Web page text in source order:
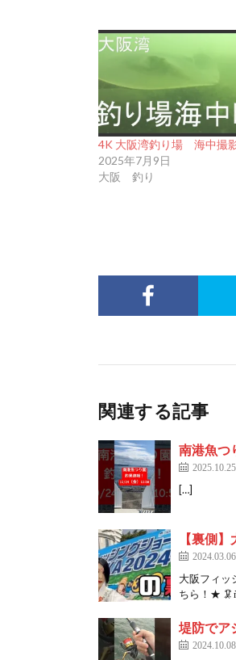
4K 大阪湾釣り場 海中撮
2025年7月9日
大阪 釣り
関連する記事
南港魚つ
2025.10.25
[…]
【裏側
2024.03.06
大阪フィッ
ちら！★
堤防でア
2024.10.08